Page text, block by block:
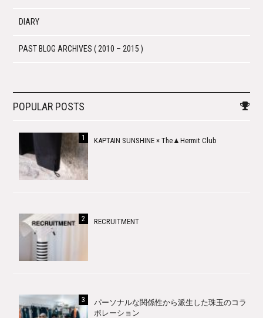
DIARY
PAST BLOG ARCHIVES ( 2010 – 2015 )
POPULAR POSTS
KAPTAIN SUNSHINE × The▲Hermit Club
RECRUITMENT
パーソナルな関係性から派生した珠玉のコラ
ボレーション